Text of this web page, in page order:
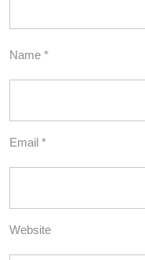
Name *
Email *
Website